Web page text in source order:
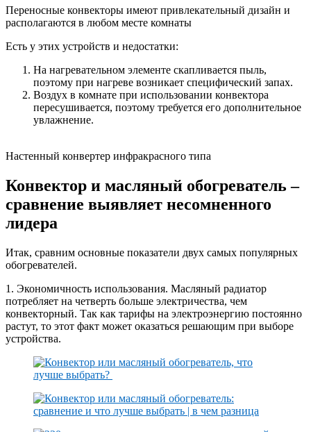
Переносные конвекторы имеют привлекательный дизайн и
располагаются в любом месте комнаты
Есть у этих устройств и недостатки:
На нагревательном элементе скапливается пыль,
поэтому при нагреве возникает специфический запах.
Воздух в комнате при использовании конвектора
пересушивается, поэтому требуется его дополнительное
увлажнение.
Настенный конвертер инфракрасного типа
Конвектор и масляный обогреватель –
сравнение выявляет несомненного
лидера
Итак, сравним основные показатели двух самых популярных
обогревателей.
1. Экономичность использования. Масляный радиатор
потребляет на четверть больше электричества, чем
конвекторный. Так как тарифы на электроэнергию постоянно
растут, то этот факт может оказаться решающим при выборе
устройства.